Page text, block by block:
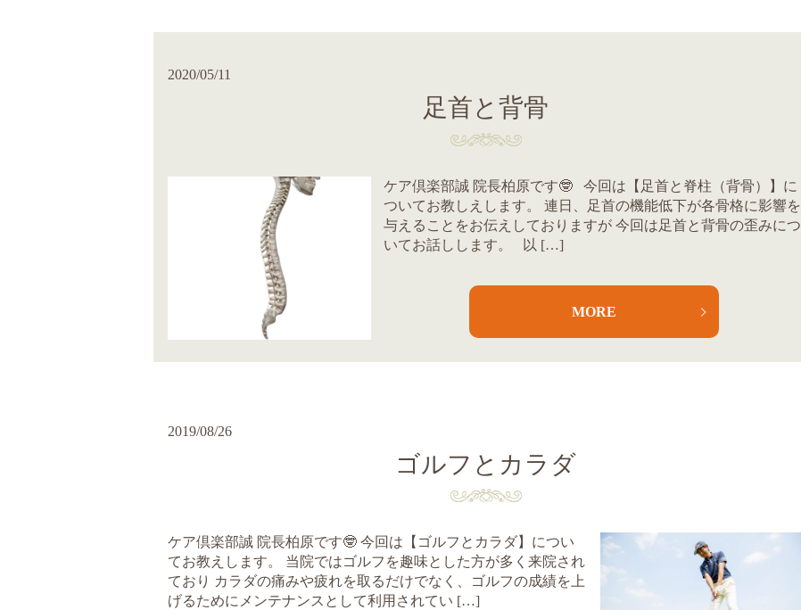
2020/05/11
足首と背骨
ケア倶楽部誠 院長柏原です🤓 今回は【足首と脊柱（背骨）】に
ついてお教しえします。 連日、足首の機能低下が各骨格に影響を
与えることをお伝えしておりますが 今回は足首と背骨の歪みにつ
いてお話しします。 以 […]
MORE
2019/08/26
ゴルフとカラダ
ケア倶楽部誠 院長柏原です🤓 今回は【ゴルフとカラダ】につい
てお教えします。 当院ではゴルフを趣味とした方が多く来院され
ており カラダの痛みや疲れを取るだけでなく、ゴルフの成績を上
げるためにメンテナンスとして利用されてい […]